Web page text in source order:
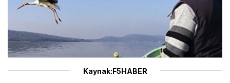
Kaynak:F5HABER